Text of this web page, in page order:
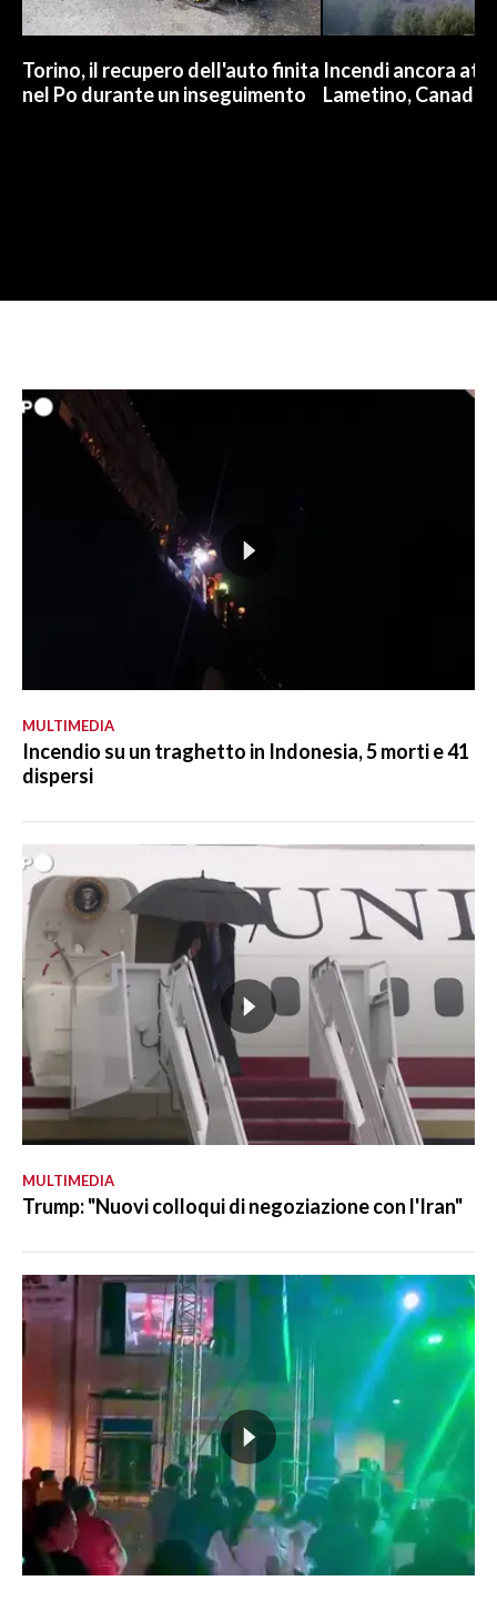
Torino, il recupero dell'auto finita
nel Po durante un inseguimento
Incendi ancora
Lametino,
MULTIMEDIA
Incendio su un traghetto in Indonesia, 5 morti e 41
dispersi
MULTIMEDIA
Trump: "Nuovi colloqui di negoziazione con l'Iran"